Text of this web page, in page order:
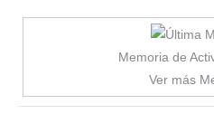
Memoria de
Ver más